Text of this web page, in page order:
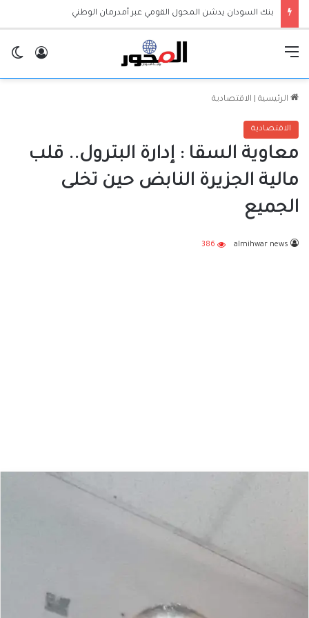
بنك السودان يدشن المحول القومي عبر أمدرمان الوطني
الرئيسية الاقتصادية
الاقتصادية
معاوية السقا : إدارة البترول.. قلب
مالية الجزيرة النابض حين تخلى
الجميع
almihwar news
386